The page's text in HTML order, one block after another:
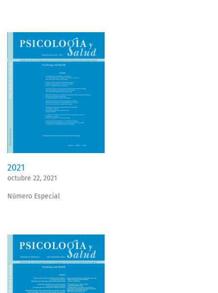
2021
octubre 22, 2021
Número Especial